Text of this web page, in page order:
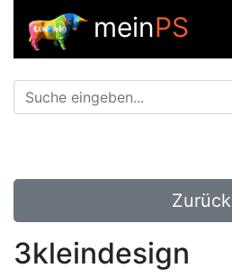
meinPS
Zurück
3kleindesign